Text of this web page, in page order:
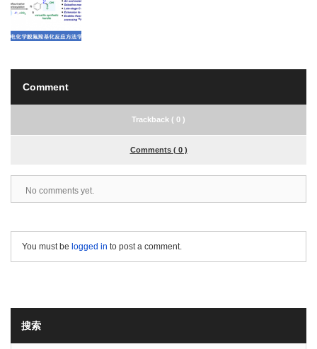
Comment
Trackback ( 0 )
Comments ( 0 )
No comments yet.
You must be logged in to post a comment.
搜索